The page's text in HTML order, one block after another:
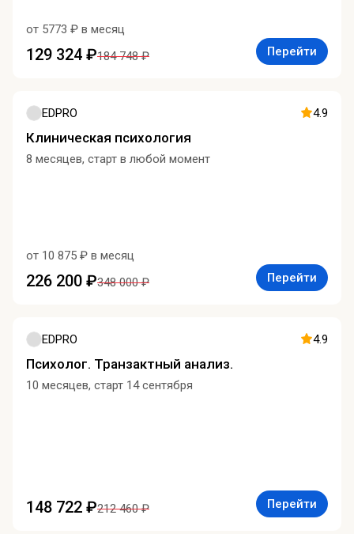
от 5773 ₽ в месяц
129 324 ₽184 748 ₽ Перейти
EDPRO 4.9
Клиническая психология
8 месяцев, старт в любой момент
от 10 875 ₽ в месяц
226 200 ₽348 000 ₽ Перейти
EDPRO 4.9
Психолог. Транзактный анализ.
10 месяцев, старт 14 сентября
148 722 ₽212 460 ₽ Перейти